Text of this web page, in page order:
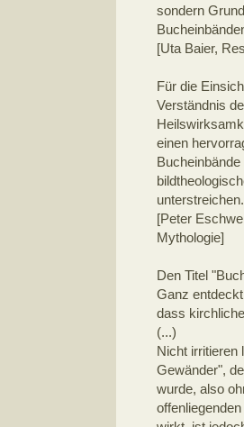
sondern
[Uta Baier,
Für die
Verständnis
einen
unterstreichen.
[Peter
Mythologie]
Den Titel
Ganz
dass
(...)
Nicht irritieren
Gewänder",
wurde, also